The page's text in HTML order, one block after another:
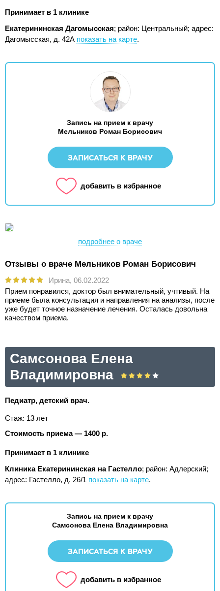
Принимает в 1 клинике
Екатерининская Дагомысская; район: Центральный; адрес:
Дагомысская, д. 42А показать на карте.
Запись на прием к врачу
Мельников Роман Борисович
ЗАПИСАТЬСЯ К ВРАЧУ
добавить в избранное
подробнее о враче
Отзывы о враче Мельников Роман Борисович
Ирина, 06.02.2022
Прием понравился, доктор был внимательный, учтивый. На
приеме была консультация и направления на анализы, после
уже будет точное назначение лечения. Осталась довольна
качеством приема.
Самсонова Елена
Владимировна
Педиатр, детский врач.
Стаж: 13 лет
Стоимость приема — 1400 р.
Принимает в 1 клинике
Клиника Екатерининская на Гастелло; район: Адлерский;
адрес: Гастелло, д. 26/1 показать на карте.
Запись на прием к врачу
Самсонова Елена Владимировна
ЗАПИСАТЬСЯ К ВРАЧУ
добавить в избранное